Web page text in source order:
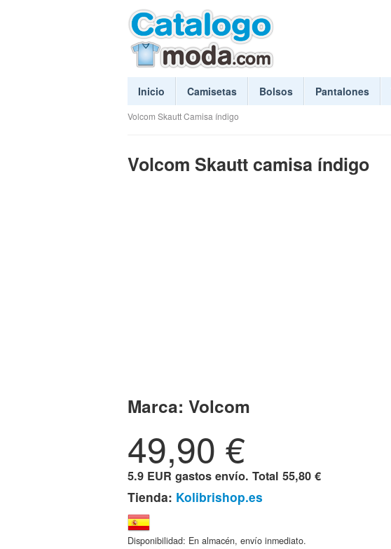
Inicio Camisetas Bolsos Pantalones
Volcom Skautt Camisa índigo
Volcom Skautt camisa índigo
Marca: Volcom
49,90 €
5.9 EUR gastos envío. Total 55,80 €
Tienda: Kolibrishop.es
Disponibilidad: En almacén, envío inmediato.